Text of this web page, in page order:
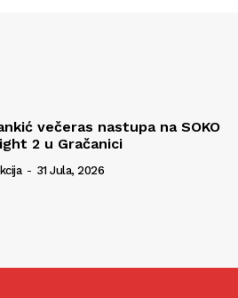
večeras nastupa na SOKO
2 u Gračanici
- 31 Jula, 2026